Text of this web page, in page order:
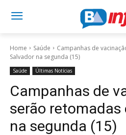
Home Saúde
Campanhas de
Salvador na segunda (15)
Saúde Últimas Notícias
Campanhas de
serão retomadas
na segunda (15)